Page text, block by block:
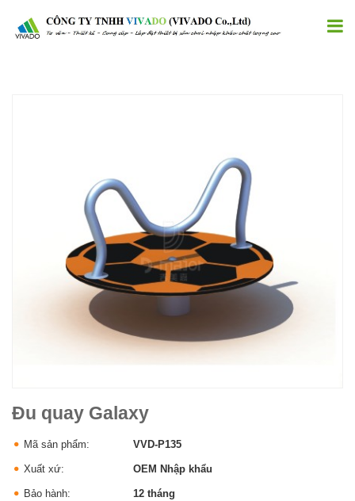
Đu quay Galaxy
Mã sản phẩm: VVD-P135
Xuất xứ: OEM Nhập khẩu
Bảo hành: 12 tháng